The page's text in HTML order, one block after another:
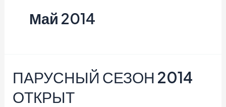
Май 2014
ПАРУСНЫЙ СЕЗОН 2014
ОТКРЫТ